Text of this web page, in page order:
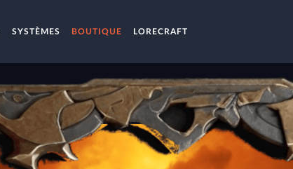
SYSTÈMES BOUTIQUE LORECRAFT